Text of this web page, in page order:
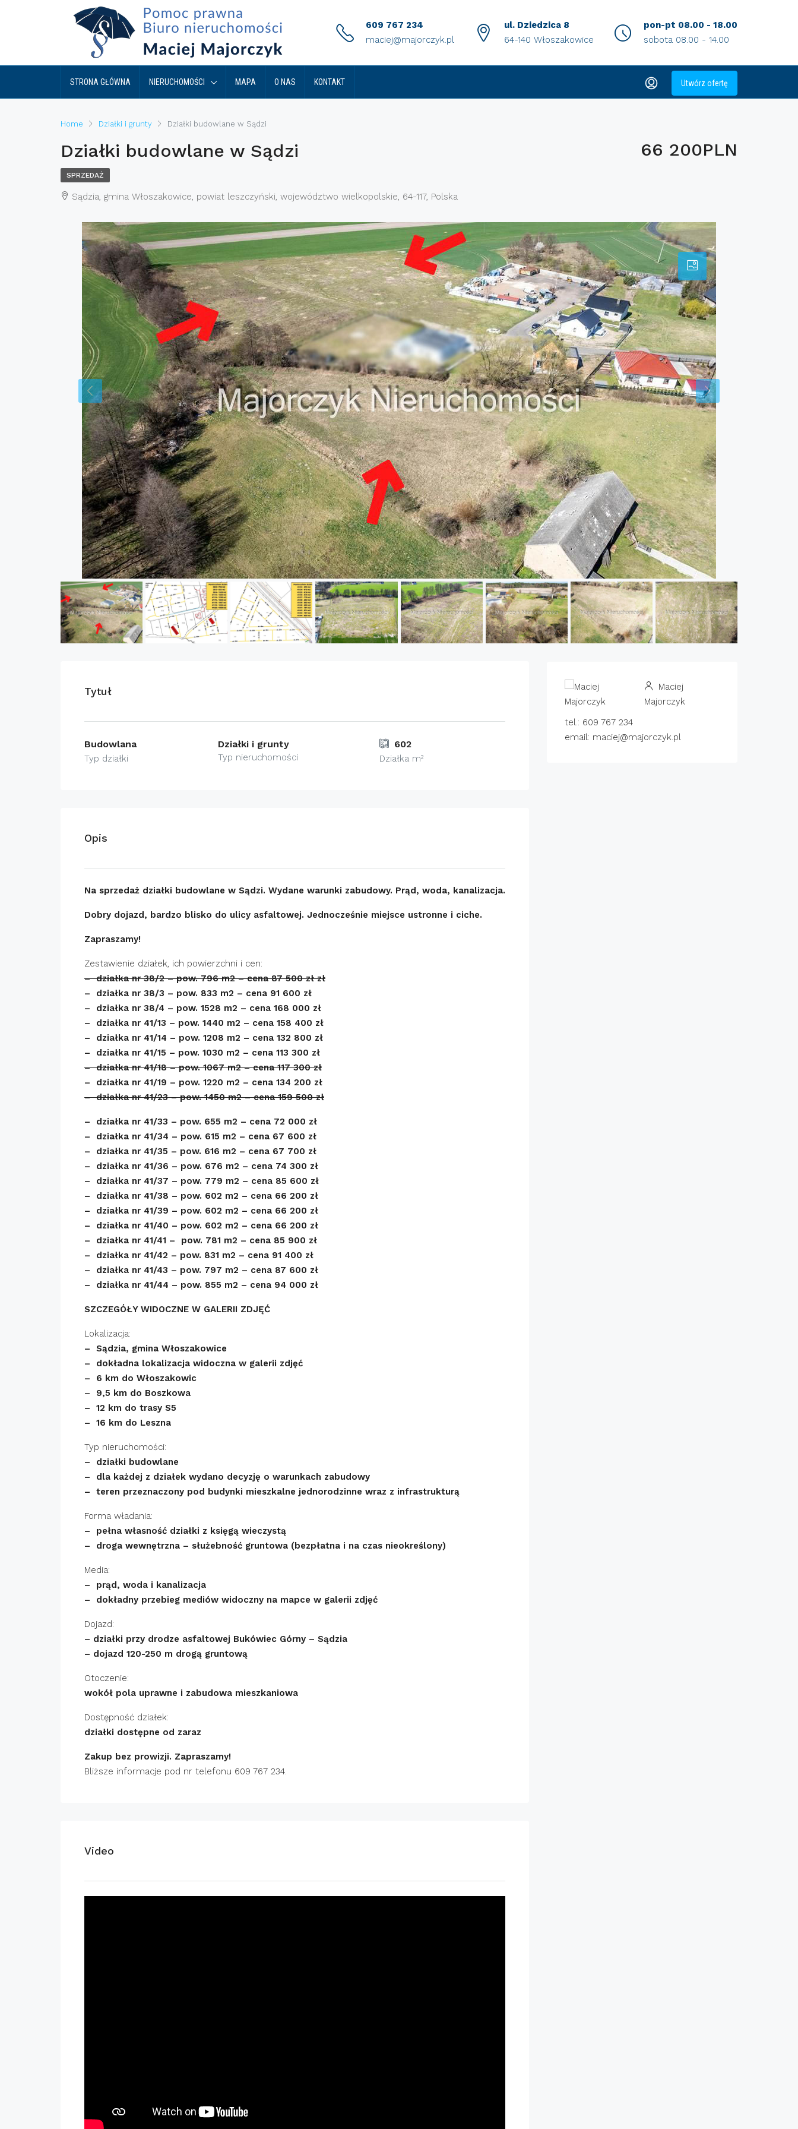
609 767 234
maciej@majorczyk.pl
ul. Dziedzica 8
64-140 Włoszakowice
pon-pt 08.00 - 18.00
sobota 08.00 - 14.00
STRONA GŁÓWNA NIERUCHOMOŚCI MAPA O NAS KONTAKT Utwórz ofertę
Home Działki i grunty Działki budowlane w Sądzi
Działki budowlane w Sądzi 66 200PLN
SPRZEDAŻ
Sądzia, gmina Włoszakowice, powiat leszczyński, województwo wielkopolskie, 64-117, Polska
Tytuł
Budowlana
Typ działki
Działki i grunty
Typ nieruchomości
602
Działka m²
Opis
Na sprzedaż działki budowlane w Sądzi. Wydane warunki zabudowy. Prąd, woda, kanalizacja.
Dobry dojazd, bardzo blisko do ulicy asfaltowej. Jednocześnie miejsce ustronne i ciche.
Zapraszamy!
Zestawienie działek, ich powierzchni i cen:
– działka nr 38/2 – pow. 796 m2 – cena 87 500 złzł
– działka nr 38/3 – pow. 833 m2 – cena 91 600 zł
– działka nr 38/4 – pow. 1528 m2 – cena 168 000 zł
– działka nr 41/13 – pow. 1440 m2 – cena 158 400 zł
– działka nr 41/14 – pow. 1208 m2 – cena 132 800 zł
– działka nr 41/15 – pow. 1030 m2 – cena 113 300 zł
– działka nr 41/18 – pow. 1067 m2 – cena 117 300zł
– działka nr 41/19 – pow. 1220 m2 – cena 134 200 zł
– działka nr 41/23 – pow. 1450 m2 – cena 159 500zł
– działka nr 41/33 – pow. 655 m2 – cena 72 000 zł
– działka nr 41/34 – pow. 615 m2 – cena 67 600 zł
– działka nr 41/35 – pow. 616 m2 – cena 67 700 zł
– działka nr 41/36 – pow. 676 m2 – cena 74 300 zł
– działka nr 41/37 – pow. 779 m2 – cena 85 600 zł
– działka nr 41/38 – pow. 602 m2 – cena 66 200 zł
– działka nr 41/39 – pow. 602 m2 – cena 66 200 zł
– działka nr 41/40 – pow. 602 m2 – cena 66 200 zł
– działka nr 41/41 – pow. 781 m2 – cena 85 900 zł
– działka nr 41/42 – pow. 831 m2 – cena 91 400 zł
– działka nr 41/43 – pow. 797 m2 – cena 87 600 zł
– działka nr 41/44 – pow. 855 m2 – cena 94 000 zł
SZCZEGÓŁY WIDOCZNE W GALERII ZDJĘĆ
Lokalizacja:
– Sądzia, gmina Włoszakowice
– dokładna lokalizacja widoczna w galerii zdjęć
– 6 km do Włoszakowic
– 9,5 km do Boszkowa
– 12 km do trasy S5
– 16 km do Leszna
Typ nieruchomości:
– działki budowlane
– dla każdej z działek wydano decyzję o warunkach zabudowy
– teren przeznaczony pod budynki mieszkalne jednorodzinne wraz z infrastrukturą
Forma władania:
– pełna własność działki z księgą wieczystą
– droga wewnętrzna – służebność gruntowa (bezpłatna i na czas nieokreślony)
Media:
– prąd, woda i kanalizacja
– dokładny przebieg mediów widoczny na mapce w galerii zdjęć
Dojazd:
– działki przy drodze asfaltowej Bukówiec Górny – Sądzia
– dojazd 120-250 m drogą gruntową
Otoczenie:
wokół pola uprawne i zabudowa mieszkaniowa
Dostępność działek:
działki dostępne od zaraz
Zakup bez prowizji. Zapraszamy!
Bliższe informacje pod nr telefonu 609 767 234.
Video
Maciej
Majorczyk
tel.: 609 767 234
email: maciej@majorczyk.pl